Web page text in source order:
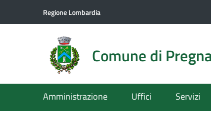
Regione Lombardia
Comune di
Amministrazione Uffici Servizi